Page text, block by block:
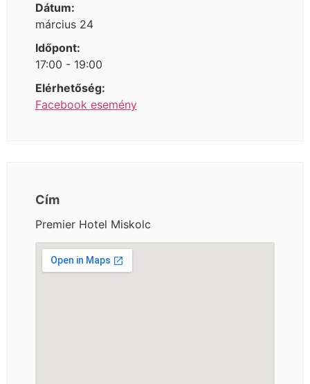
Dátum:
március 24
Időpont:
17:00 - 19:00
Elérhetőség:
Facebook esemény
Cím
Premier Hotel Miskolc